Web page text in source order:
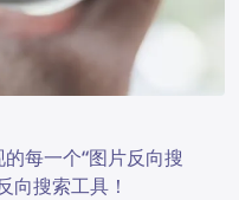
每一个“图片反向搜
向搜索工具！